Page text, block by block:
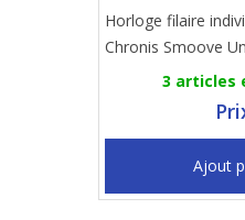
Horloge filaire
Chronis Smoove
3 articles
Ajout